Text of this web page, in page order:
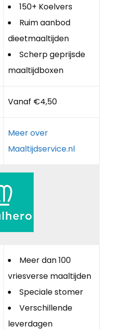
150+ Koelvers
Ruim aanbod
dieetmaaltijden
Scherp geprijsde
maaltijdboxen
Vanaf €4,50
Meer over
Maaltijdservice.nl
Meer dan 100
vriesverse maaltijden
Speciale stomer
Verschillende
leverdagen